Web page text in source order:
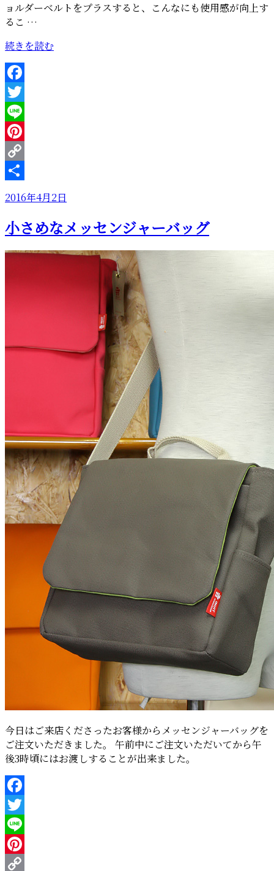
ョルダーベルトをプラスすると、こんなにも使用感が向上す
るこ …
“ハ
ン
ド
ポ
ー
チ
の
シ
ョ
ル
ー”
続きを読む
Facebook
Twitter
Line
Pinterest
Copy
Link
投
日:
2016年4月2日
小さめなメッセンジャーバッグ
今日はご来店くださったお客様からメッセンジャーバッグを
ご注文いただきました。 午前中にご注文いただいてから午
後3時頃にはお渡しすることが出来ました。
Facebook
Twitter
Line
Pinterest